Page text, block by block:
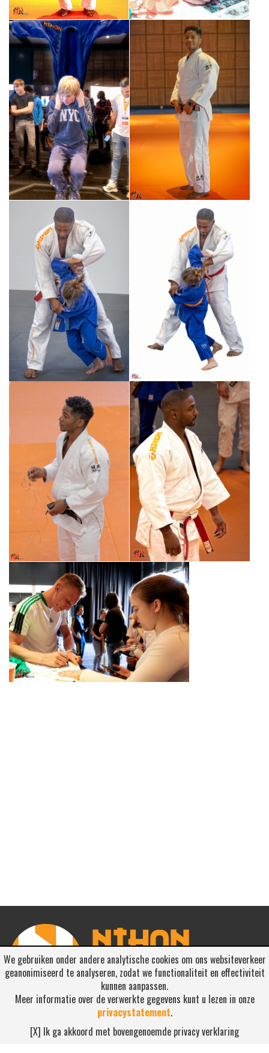
We gebruiken onder andere analytische cookies om ons websiteverkeer
geanonimiseerd te analyseren, zodat we functionaliteit en effectiviteit
kunnen aanpassen.
Meer informatie over de verwerkte gegevens kunt u lezen in onze
privacystatement.
[X] Ik ga akkoord met bovengenoemde privacy verklaring